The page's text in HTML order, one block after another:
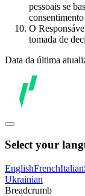
pessoais se
O
tomada de
Data da última
Select your
EnglishFrenchItalian
Ukrainian
Breadcrumb